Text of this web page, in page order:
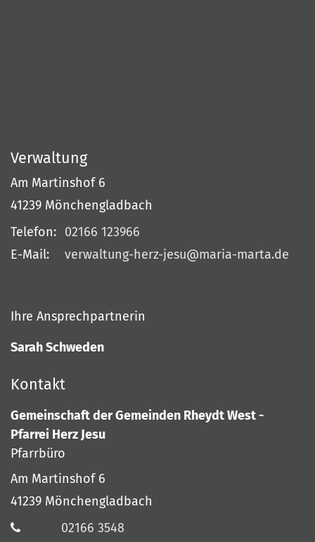
Verwaltung
Am Martinshof 6
41239 Mönchengladbach
Telefon: 02166 123966
E-Mail:
verwaltung-herz-jesu@maria-marta.de
Ihre Ansprechpartnerin
Sarah Schweden
Kontakt
Gemeinschaft der Gemeinden Rheydt West -
Pfarrei Herz Jesu
Pfarrbüro
Am Martinshof 6
41239 Mönchengladbach
02166 3548